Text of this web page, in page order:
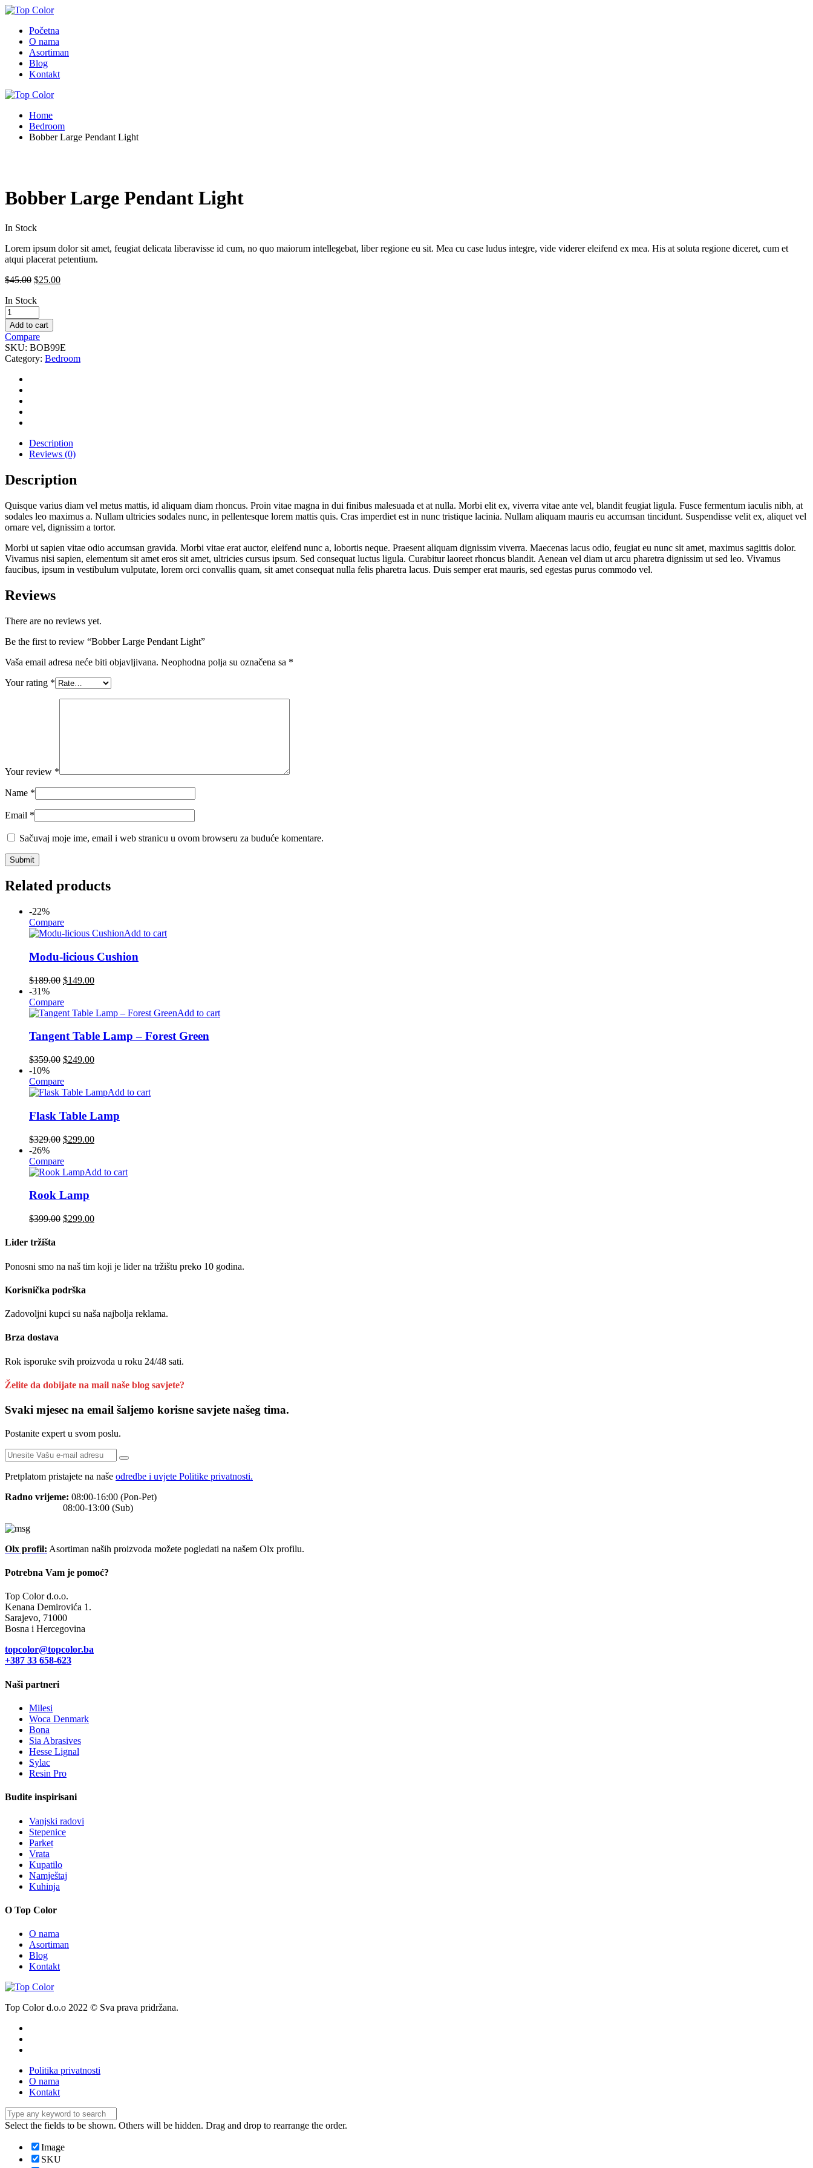
Početna
O nama
Asortiman
Blog
Kontakt
Home
Bedroom
Bobber Large Pendant Light
Bobber Large Pendant Light
In Stock
Lorem ipsum dolor sit amet, feugiat delicata liberavisse id cum, no quo maiorum intellegebat, liber regione eu sit. Mea cu case ludus integre, vide viderer eleifend ex mea. His at soluta regione diceret, cum et
atqui placerat petentium.
$45.00 $25.00
In Stock
Bobber
Large
Pendant
Light
quantity
Add to cart
Compare
SKU: BOB99E
Category: Bedroom
Description
Reviews (0)
Description
Quisque varius diam vel metus mattis, id aliquam diam rhoncus. Proin vitae magna in dui finibus malesuada et at nulla. Morbi elit ex, viverra vitae ante vel, blandit feugiat ligula. Fusce fermentum iaculis nibh, at
sodales leo maximus a. Nullam ultricies sodales nunc, in pellentesque lorem mattis quis. Cras imperdiet est in nunc tristique lacinia. Nullam aliquam mauris eu accumsan tincidunt. Suspendisse velit ex, aliquet vel
ornare vel, dignissim a tortor.
Morbi ut sapien vitae odio accumsan gravida. Morbi vitae erat auctor, eleifend nunc a, lobortis neque. Praesent aliquam dignissim viverra. Maecenas lacus odio, feugiat eu nunc sit amet, maximus sagittis dolor.
Vivamus nisi sapien, elementum sit amet eros sit amet, ultricies cursus ipsum. Sed consequat luctus ligula. Curabitur laoreet rhoncus blandit. Aenean vel diam ut arcu pharetra dignissim ut sed leo. Vivamus
faucibus, ipsum in vestibulum vulputate, lorem orci convallis quam, sit amet consequat nulla felis pharetra lacus. Duis semper erat mauris, sed egestas purus commodo vel.
Reviews
There are no reviews yet.
Be the first to review “Bobber Large Pendant Light”
Vaša email adresa neće biti objavljivana. Neophodna polja su označena sa *
Your rating *
Your review *
Name *
Email *
Sačuvaj moje ime, email i web stranicu u ovom browseru za buduće komentare.
Related products
-22%
Compare
Add to cart
Modu-licious Cushion
$189.00 $149.00
-31%
Compare
Add to cart
Tangent Table Lamp – Forest Green
$359.00 $249.00
-10%
Compare
Add to cart
Flask Table Lamp
$329.00 $299.00
-26%
Compare
Add to cart
Rook Lamp
$399.00 $299.00
Lider tržišta
Ponosni smo na naš tim koji je lider na tržištu preko 10 godina.
Korisnička podrška
Zadovoljni kupci su naša najbolja reklama.
Brza dostava
Rok isporuke svih proizvoda u roku 24/48 sati.
Želite da dobijate na mail naše blog savjete?
Svaki mjesec na email šaljemo korisne savjete našeg tima.
Postanite expert u svom poslu.
Pretplatom pristajete na naše odredbe i uvjete Politike privatnosti.
Radno vrijeme: 08:00-16:00 (Pon-Pet)
08:00-13:00 (Sub)
Olx profil: Asortiman naših proizvoda možete pogledati na našem Olx profilu.
Potrebna Vam je pomoć?
Top Color d.o.o.
Kenana Demirovića 1.
Sarajevo, 71000
Bosna i Hercegovina
topcolor@topcolor.ba
+387 33 658-623
Naši partneri
Milesi
Woca Denmark
Bona
Sia Abrasives
Hesse Lignal
Sylac
Resin Pro
Budite inspirisani
Vanjski radovi
Stepenice
Parket
Vrata
Kupatilo
Namještaj
Kuhinja
O Top Color
O nama
Asortiman
Blog
Kontakt
Top Color d.o.o 2022 © Sva prava pridržana.
Politika privatnosti
O nama
Kontakt
Select the fields to be shown. Others will be hidden. Drag and drop to rearrange the order.
Image
SKU